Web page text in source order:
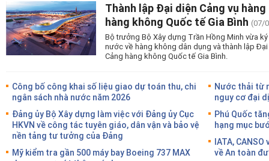
Thành lập Đại diện Cảng vụ
hàng không Quốc tế Gia Bình (07/
Bộ trưởng Bộ Xây dựng Trần Hồng Minh vừa
nước về hàng không dân dụng và thành lập
Cảng hàng không Quốc tế Gia Bình.
Công bố công khai số liệu giao dự toán thu, chi
ngân sách nhà nước năm 2026
Đảng ủy Bộ Xây dựng làm việc với Đảng ủy Cục
HKVN về công tác tuyên giáo, dân vận và bảo vệ
nền tảng tư tưởng của Đảng
Mỹ kiểm tra gần 500 máy bay Boeing 737 MAX
Nước thải từ
nguy cơ đại
Phú Quốc
hạng mục
IATA,
về An toàn